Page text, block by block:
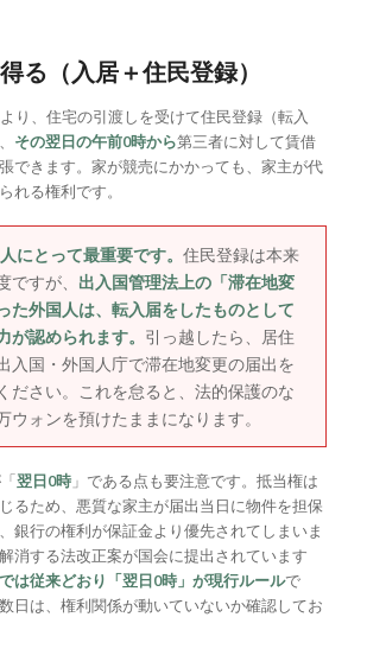
る（入居＋住民登録）
り、住宅の引渡しを受けて住民登録（転入
その翌日の午前0時から第三者に対して賃借
できます。家が競売にかかっても、家主が代
れる権利です。
にとって最重要です。 住民登録は本来
すが、 出入国管理法上の「滞在地変
た外国人は、転入届をしたものとして
が認められます。 引っ越したら、居住
入国・外国人庁で滞在地変更の届出を
ださい。これを怠ると、法的保護のな
ウォンを預けたままになります。
翌日0時」である点も要注意です。抵当権は
るため、悪質な家主が届出当日に物件を担保
銀行の権利が保証金より優先されてしまいま
消する法改正案が国会に提出されています
は従来どおり「翌日0時」が現行ルールで
日は、権利関係が動いていないか確認してお